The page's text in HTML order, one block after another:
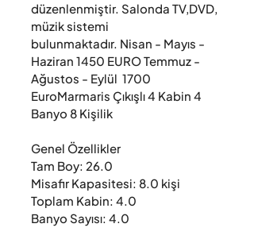
düzenlenmiştir. Salonda TV,DVD,
müzik sistemi
bulunmaktadır. Nisan - Mayıs -
Haziran 1450 EURO Temmuz -
Ağustos - Eylül  1700
EuroMarmaris Çıkışlı 4 Kabin 4
Banyo 8 Kişilik
Genel Özellikler
Tam Boy: 26.0
Misafir Kapasitesi: 8.0 kişi
Toplam Kabin: 4.0
Banyo Sayısı: 4.0